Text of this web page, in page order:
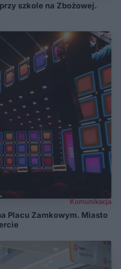
szkole na Zbożowej.
Komunikacja
Placu Zamkowym. Miasto